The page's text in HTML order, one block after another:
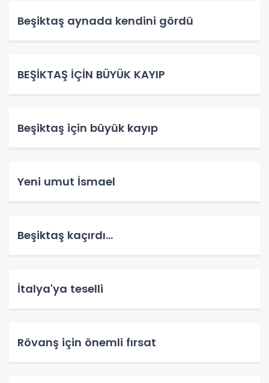
Beşiktaş aynada kendini gördü
BEŞİKTAŞ İÇİN BÜYÜK KAYIP
Beşiktaş için büyük kayıp
Yeni umut İsmael
Beşiktaş kaçırdı...
İtalya'ya teselli
Rövanş için önemli fırsat